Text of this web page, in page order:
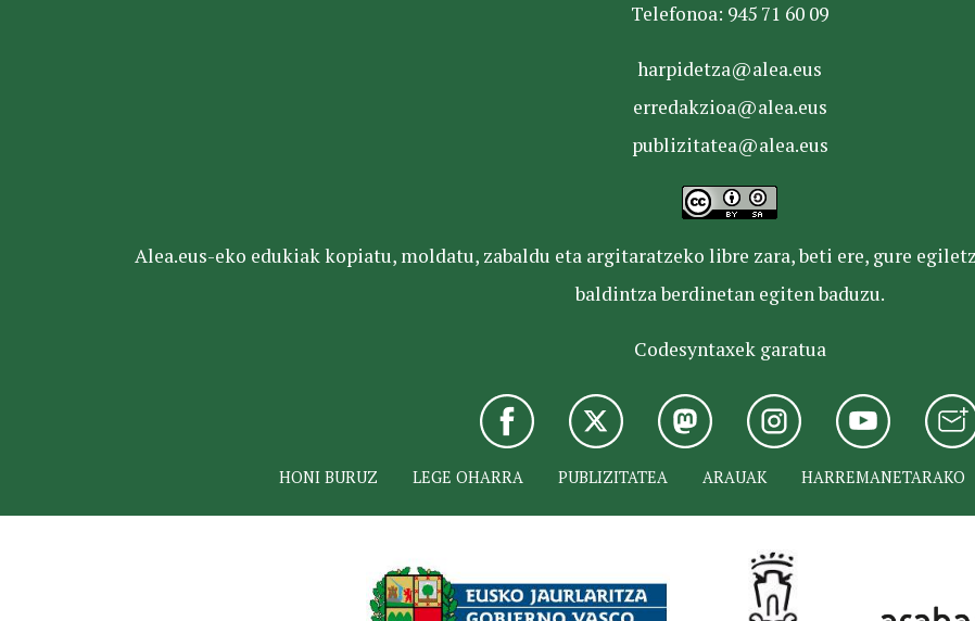
Telefonoa: 945 71 60 09
harpidetza@alea.eus
erredakzioa@alea.eus
publizitatea@alea.eus
Alea.eus-eko edukiak kopiatu, moldatu, zabaldu eta argitaratzeko libre zara, beti ere, gure
baldintza berdinetan egiten baduzu.
Codesyntaxek garatua
HONI BURUZ LEGE OHARRA PUBLIZITATEA ARAUAK HARREMANETARAKO